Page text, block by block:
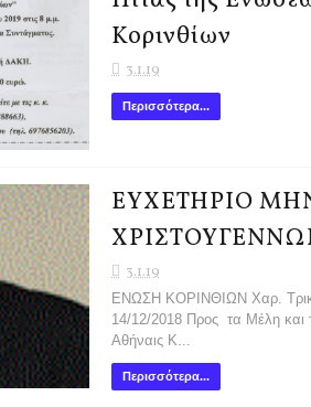
Κορινθίων
3.1.19
Περισσότερα...
ΕΥΧΕΤΗΡΙΟ
3.1.19
ΕΝΩΣΗ ΚΟΡΙΝΘΙΩΝ Χαρ.
14/12/2018 Προς τα Μέλη και
Αθήναις Κ...
Περισσότερα...